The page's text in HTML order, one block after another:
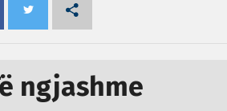
ngjashme